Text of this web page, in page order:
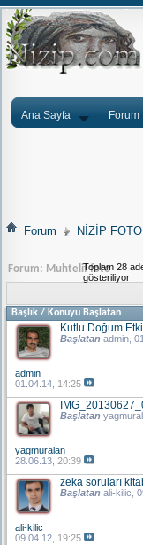
Ana Sayfa Forum
Forum NİZİP
Toplam 28
gösteriliyor
Forum: Muhtelif foto
Başlık / Konuyu Başlatan
Kutlu Doğum
Başlatan admin,
admin
01.04.14, 14:25
Başlatan
yagmuralan
28.06.13, 20:39
zeka soruları
Başlatan ali-kilic,
ali-kilic
09.04.12, 19:25